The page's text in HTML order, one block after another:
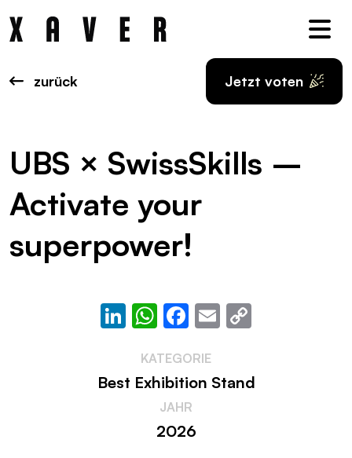
zurück Jetzt voten
UBS × SwissSkills –
Activate your
superpower!
LinkedIn
WhatsApp
Facebook
Email
KATEGORIE
Best Exhibition Stand
JAHR
2026